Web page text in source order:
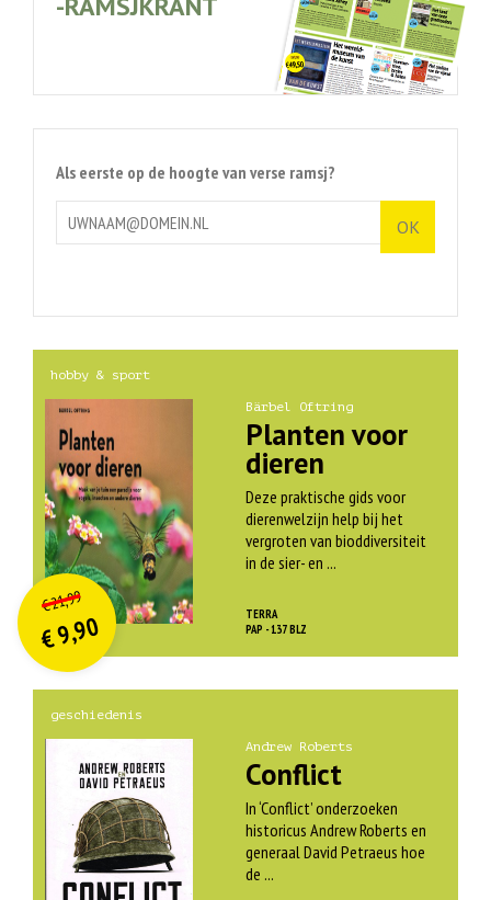
Als eerste op de hoogte van verse ramsj?
hobby & sport
Bärbel Oftring
Planten voor
dieren
Deze praktische gids voor
dierenwelzijn help bij het
vergroten van bioddiversiteit
in de sier- en ...
TERRA
PAP - 137 BLZ
€21,99O
orspr
onkelijke
prijs
was:
€ 21,99.
€9,90
Huidige
prijs
is:
€ 9,90.
geschiedenis
Andrew Roberts
Conflict
In ‘Conflict’ onderzoeken
historicus Andrew Roberts en
generaal David Petraeus hoe
de ...